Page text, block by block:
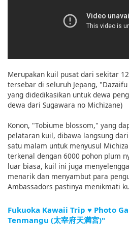
Merupakan kuil pusat dari sekitar
tersebar di seluruh Jepang,
yang didedikasikan untuk dewa
dewa dari Sugawara no Michizane)
Konon, "Tobiume blossom," yang
pelataran kuil, dibawa langsung
satu malam untuk menyusul
terkenal dengan 6000 pohon plum
luar biasa, kuil ini juga
menarik dan menyambut para
Ambassadors pastinya menikmati
Fukuoka Kawaii Trip ♥ Photo
Tenmangu (太宰府天満宮)"